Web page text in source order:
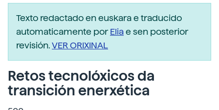
Texto redactado en euskara e traducido
automaticamente porEliae sen posterior
revisión.VER ORIXINAL
Retos tecnolóxicos da
transición enerxética